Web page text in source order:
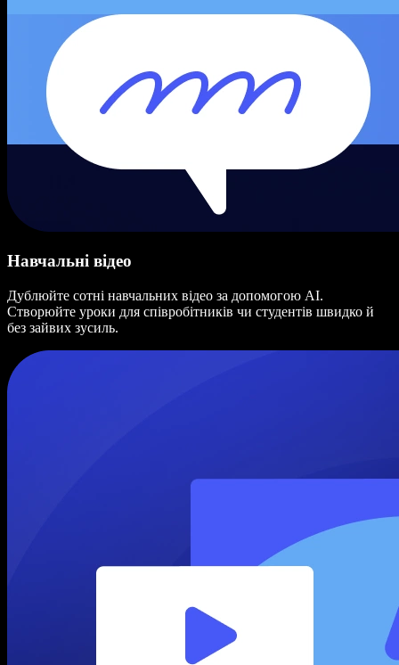
Навчальні відео
Дублюйте сотні навчальних відео за допомогою AI.
Створюйте уроки для співробітників чи студентів швидко й
без зайвих зусиль.